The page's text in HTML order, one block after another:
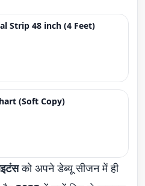
Strip 48 inch (4 Feet)
(Soft Copy)
को अपने डेब्यू सीजन में ही